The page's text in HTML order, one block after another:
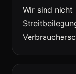
Wir sind